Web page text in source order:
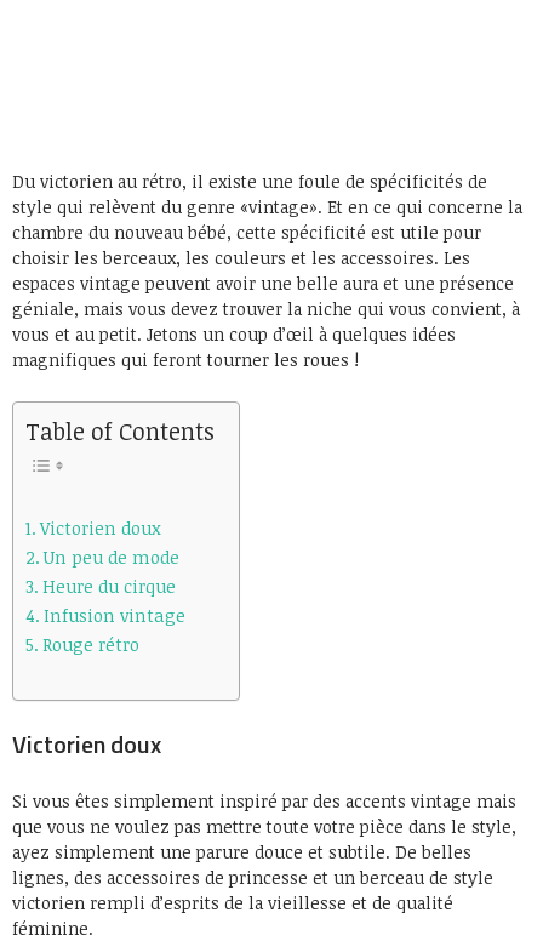
Du victorien au rétro, il existe une foule de spécificités de
style qui relèvent du genre «vintage». Et en ce qui concerne la
chambre du nouveau bébé, cette spécificité est utile pour
choisir les berceaux, les couleurs et les accessoires. Les
espaces vintage peuvent avoir une belle aura et une présence
géniale, mais vous devez trouver la niche qui vous convient, à
vous et au petit. Jetons un coup d’œil à quelques idées
magnifiques qui feront tourner les roues !
Table of Contents
Victorien doux
Un peu de mode
Heure du cirque
Infusion vintage
Rouge rétro
Victorien doux
Si vous êtes simplement inspiré par des accents vintage mais
que vous ne voulez pas mettre toute votre pièce dans le style,
ayez simplement une parure douce et subtile. De belles
lignes, des accessoires de princesse et un berceau de style
victorien rempli d’esprits de la vieillesse et de qualité
féminine.